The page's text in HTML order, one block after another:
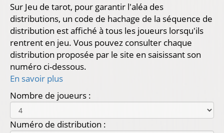
Sur Jeu de tarot, pour garantir l'aléa des
distributions, un code de hachage de la séquence de
distribution est affiché à tous les joueurs lorsqu'ils
rentrent en jeu. Vous pouvez consulter chaque
distribution proposée par le site en saisissant son
numéro ci-dessous.
En savoir plus
Nombre de joueurs :
Numéro de distribution :